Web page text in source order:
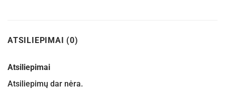
ATSILIEPIMAI (0)
Atsiliepimai
Atsiliepimų dar nėra.